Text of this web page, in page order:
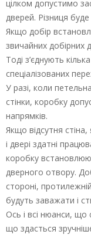
цілком допустимо
дверей. Різниця
Якщо добір
звичайних
Тоді з’єднують
спеціалізованих
У разі, коли
стінки, коробку
напрямків.
Якщо відсутня
і двері здатні
коробку
дверного отвору.
стороні,
будуть заважати і
Ось і всі нюанси,
що здасться